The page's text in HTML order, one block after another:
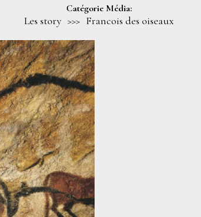
Catégorie Média:
Les story >>> Francois des oiseaux